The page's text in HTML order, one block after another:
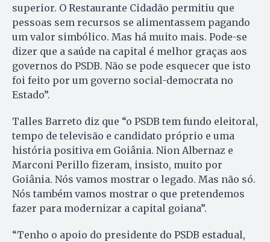
superior. O Restaurante Cidadão permitiu que
pessoas sem recursos se alimentassem pagando
um valor simbólico. Mas há muito mais. Pode-se
dizer que a saúde na capital é melhor graças aos
governos do PSDB. Não se pode esquecer que isto
foi feito por um governo social-democrata no
Estado”.
Talles Barreto diz que “o PSDB tem fundo eleitoral,
tempo de televisão e candidato próprio e uma
história positiva em Goiânia. Nion Albernaz e
Marconi Perillo fizeram, insisto, muito por
Goiânia. Nós vamos mostrar o legado. Mas não só.
Nós também vamos mostrar o que pretendemos
fazer para modernizar a capital goiana”.
“Tenho o apoio do presidente do PSDB estadual,